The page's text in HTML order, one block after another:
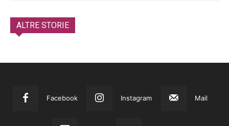
ALTRE STORIE
Facebook Instagram Mail